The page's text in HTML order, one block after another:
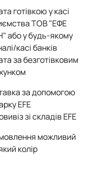
готівкою у касі
ТОВ "ЕФЕ
або у будь-якому
касі банків
за безготівковим
за допомогою
EFE
зі складів EFE
можливий
колір